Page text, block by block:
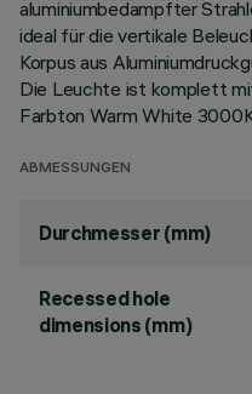
aluminiumbedampfter
ideal für die vertikale
Korpus aus
Die Leuchte ist komplett
Farbton Warm White
ABMESSUNGEN
Durchmesser (mm)
Recessed hole
dimensions (mm)